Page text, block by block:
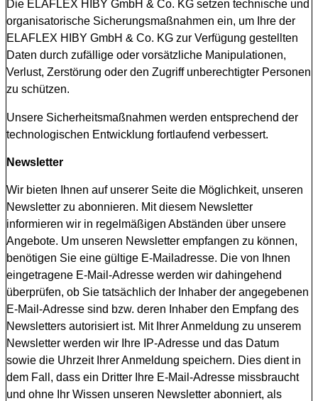
Die ELAFLEX HIBY GmbH & Co. KG setzen technische und
organisatorische Sicherungsmaßnahmen ein, um Ihre der
ELAFLEX HIBY GmbH & Co. KG zur Verfügung gestellten
Daten durch zufällige oder vorsätzliche Manipulationen,
Verlust, Zerstörung oder den Zugriff unberechtigter Personen
zu schützen.
Unsere Sicherheitsmaßnahmen werden entsprechend der
technologischen Entwicklung fortlaufend verbessert.
Newsletter
Wir bieten Ihnen auf unserer Seite die Möglichkeit, unseren
Newsletter zu abonnieren. Mit diesem Newsletter
informieren wir in regelmäßigen Abständen über unsere
Angebote. Um unseren Newsletter empfangen zu können,
benötigen Sie eine gültige E-Mailadresse. Die von Ihnen
eingetragene E-Mail-Adresse werden wir dahingehend
überprüfen, ob Sie tatsächlich der Inhaber der angegebenen
E-Mail-Adresse sind bzw. deren Inhaber den Empfang des
Newsletters autorisiert ist. Mit Ihrer Anmeldung zu unserem
Newsletter werden wir Ihre IP-Adresse und das Datum
sowie die Uhrzeit Ihrer Anmeldung speichern. Dies dient in
dem Fall, dass ein Dritter Ihre E-Mail-Adresse missbraucht
und ohne Ihr Wissen unseren Newsletter abonniert, als